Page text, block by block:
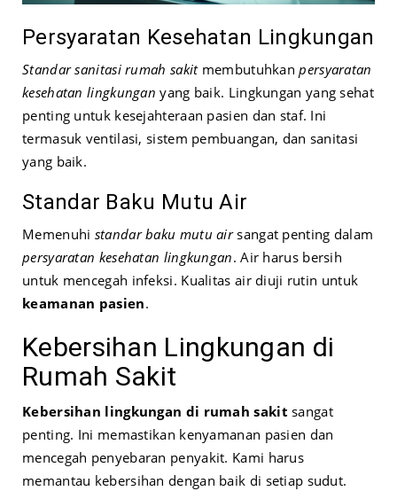
Persyaratan Kesehatan Lingkungan
Standar sanitasi rumah sakitmembutuhkanpersyaratan
kesehatan lingkungan yang baik. Lingkungan yang sehat
penting untuk kesejahteraan pasien dan staf. Ini
termasuk ventilasi, sistem pembuangan, dan sanitasi
yang baik.
Standar Baku Mutu Air
Memenuhi standar baku mutu airsangat penting dalam
persyaratan kesehatan lingkungan. Air harus bersih
untuk mencegah infeksi. Kualitas air diuji rutin untuk
keamanan pasien.
Kebersihan Lingkungan di
Rumah Sakit
Kebersihan lingkungan di rumah sakit sangat
penting. Ini memastikan kenyamanan pasien dan
mencegah penyebaran penyakit. Kami harus
memantau kebersihan dengan baik di setiap sudut.